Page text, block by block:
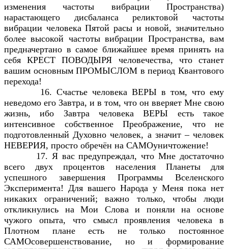
изменения частоты вибрации Пространства)
нарастающего дисбаланса реликтовой частоты
вибрации человека Пятой расы и новой, значительно
более высокой частоты вибрации Пространства, вам
предначертано в самое ближайшее время принять на
себя КРЕСТ ПОВОДЫРЯ человечества, что станет
вашим основным ПРОМЫСЛОМ в период Квантового
перехода!
16. Счастье человека ВЕРЫ в том, что ему
неведомо его Завтра, и в том, что он вверяет Мне свою
жизнь, ибо Завтра человека ВЕРЫ есть такое
интенсивное собственное Преображение, что не
подготовленный Духовно человек, а значит – человек
НЕВЕРИЯ, просто обречён на САМОуничтожение!
17. Я вас предупреждал, что Мне достаточно
всего двух процентов населения Планеты для
успешного завершения Программы Вселенского
Эксперимента! Для вашего Народа у Меня пока нет
никаких ограничений; важно только, чтобы люди
откликнулись на Мои Слова и поняли на основе
чужого опыта, что смысл проявления человека в
Плотном плане есть не только постоянное
САМОсовершенствование, но и формирование